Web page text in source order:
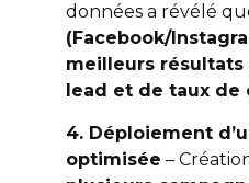
données a révélé
(Facebook/
meilleurs
lead et de taux de
4. Déploiement
optimisée –